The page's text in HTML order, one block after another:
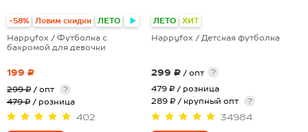
-58% Ловим скидки ЛЕТО
Happyfox / Футболка с
бахромой для девочки
199 ₽
299 ₽ / опт
?
479 ₽ / розница
402
ЛЕТО ХИТ
Happyfox / Детская футболка
299 ₽ / опт
?
479 ₽ / розница
289 ₽ / крупный опт
?
34984